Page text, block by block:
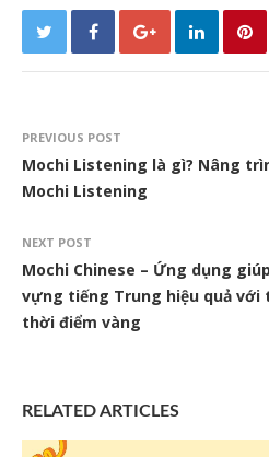
PREVIOUS POST
Mochi Listening là gì? Nâng
Mochi Listening
NEXT POST
Mochi Chinese – Ứng dụng
vựng tiếng Trung hiệu quả với
thời điểm vàng
RELATED ARTICLES